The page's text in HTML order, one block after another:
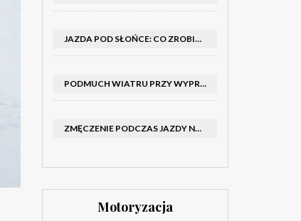
JAZDA POD SŁOŃCE: CO ZROBIĆ, BY OGRANICZYĆ OLŚNIENIE I POPRAWIĆ WIDOCZNOŚĆ
PODMUCH WIATRU PRZY WYPRZEDZANIU CIĘŻARÓWKI: JAK UTRZYMAĆ TOR JAZDY I OPANOWAĆ AUTO
ZMĘCZENIE PODCZAS JAZDY NOCĄ – PO JAKICH SYGNAŁACH ROZPOZNAĆ SENNOŚĆ ZA KIEROWNICĄ I KIEDY ZROBIĆ PRZERWĘ
Motoryzacja